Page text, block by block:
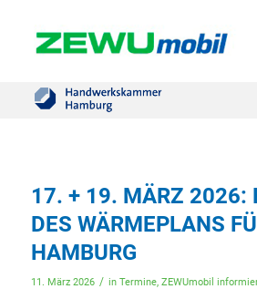
17. + 19. MÄRZ 2026:
DES WÄRMEPLANS
HAMBURG
11. März 2026 / in Termine, ZEWUmobil